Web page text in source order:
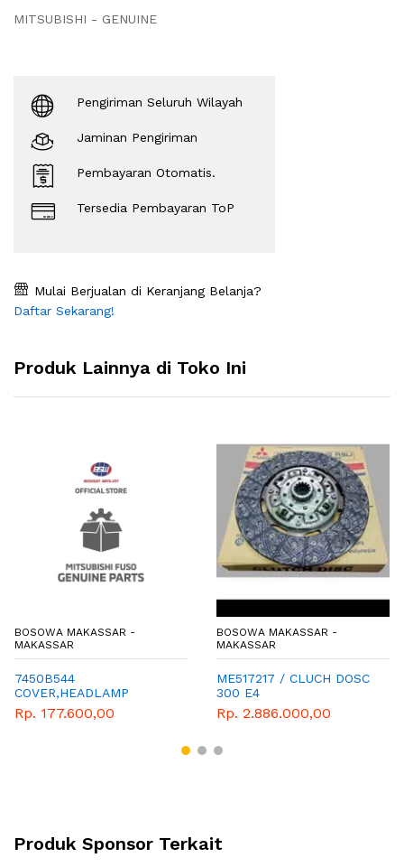
MITSUBISHI - GENUINE
Pengiriman Seluruh Wilayah
Jaminan Pengiriman
Pembayaran Otomatis.
Tersedia Pembayaran ToP
Mulai Berjualan di Keranjang Belanja?
Daftar Sekarang!
Produk Lainnya di Toko Ini
BOSOWA MAKASSAR -
MAKASSAR
7450B544
COVER,HEADLAMP
SUPPORT U
Rp. 177.600,00
BOSOWA MAKASSAR -
MAKASSAR
ME517217 / CLUCH DOSC
300 E4
Rp. 2.886.000,00
Produk Sponsor Terkait